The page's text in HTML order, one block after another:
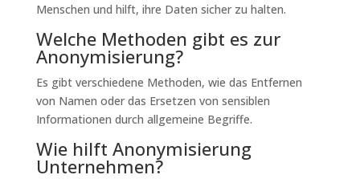
Menschen und hilft, ihre Daten sicher zu halten.
Welche Methoden gibt es zur
Anonymisierung?
Es gibt verschiedene Methoden, wie das Entfernen
von Namen oder das Ersetzen von sensiblen
Informationen durch allgemeine Begriffe.
Wie hilft Anonymisierung
Unternehmen?